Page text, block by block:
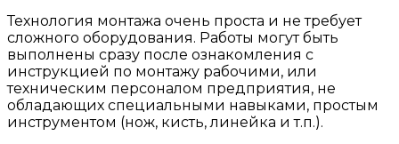
Технология монтажа очень проста и не требует
сложного оборудования. Работы могут быть
выполнены сразу после ознакомления с
инструкцией по монтажу рабочими, или
техническим персоналом предприятия, не
обладающих специальными навыками, простым
инструментом (нож, кисть, линейка и т.п.).